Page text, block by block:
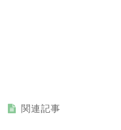
関連記事